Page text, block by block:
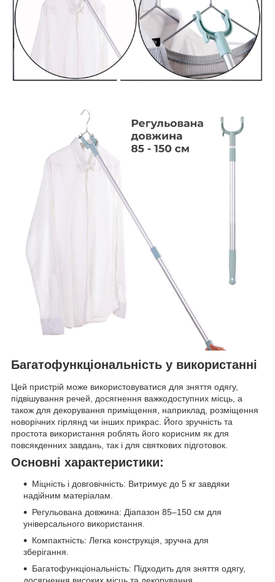
Багатофункціональність у використанні
Цей пристрій може використовуватися для зняття одягу,
підвішування речей, досягнення важкодоступних місць, а
також для декорування приміщення, наприклад, розміщення
новорічних гірлянд чи інших прикрас. Його зручність та
простота використання роблять його корисним як для
повсякденних завдань, так і для святкових підготовок.
Основні характеристики:
Міцність і довговічність: Витримує до 5 кг завдяки
надійним матеріалам.
Регульована довжина: Діапазон 85–150 см для
універсального використання.
Компактність: Легка конструкція, зручна для
зберігання.
Багатофункціональність: Підходить для зняття одягу,